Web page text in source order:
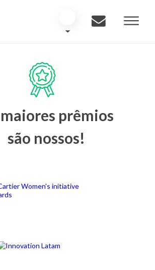
prêmios
são nossos!